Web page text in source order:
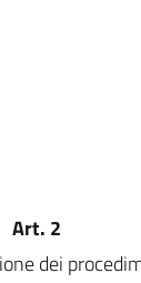
Art. 2
dei